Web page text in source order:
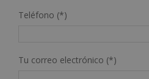
Teléfono (*)
Tu correo electrónico (*)